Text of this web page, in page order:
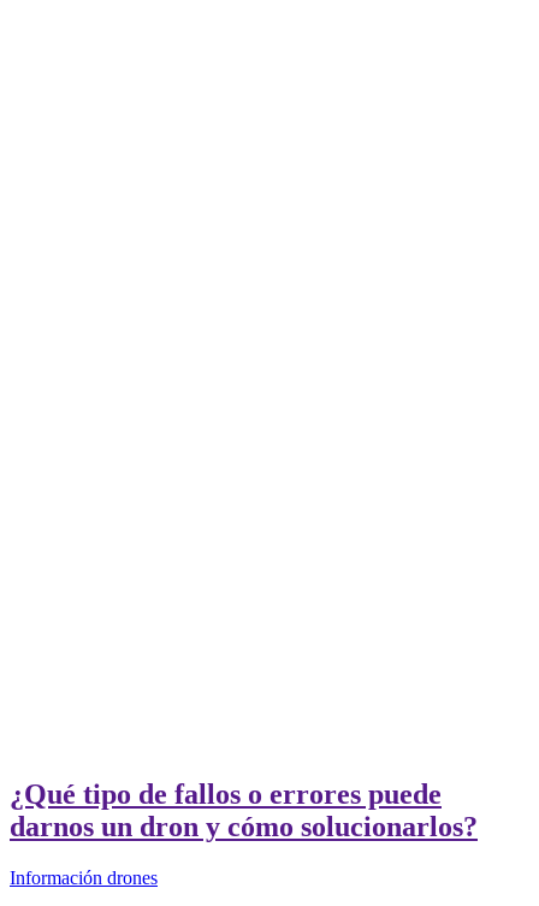
¿Qué tipo de fallos o errores puede
darnos un dron y cómo solucionarlos?
Información drones